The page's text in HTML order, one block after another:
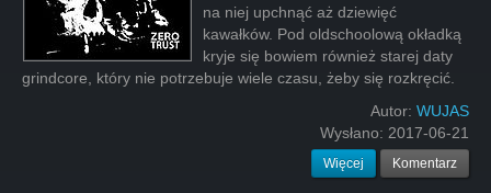
na niej upchnąć aż dziewięć
kawałków. Pod oldschoolową okładką
kryje się bowiem również starej daty
grindcore, który nie potrzebuje wiele czasu, żeby się rozkręcić.
Autor: WUJAS
Wysłano: 2017-06-21
Więcej Komentarz